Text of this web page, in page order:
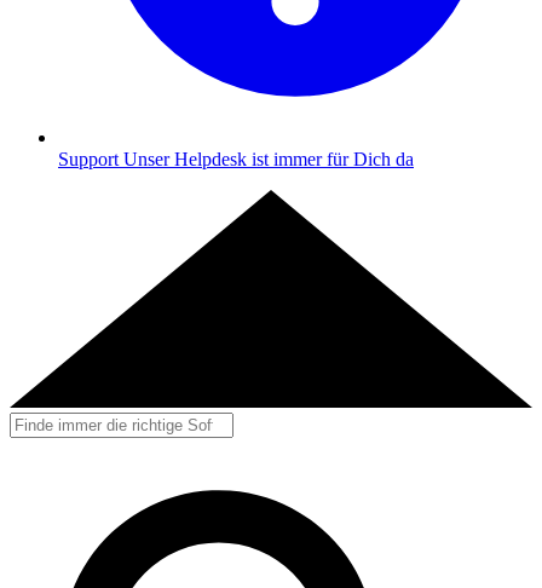
Support Unser Helpdesk ist immer für Dich da